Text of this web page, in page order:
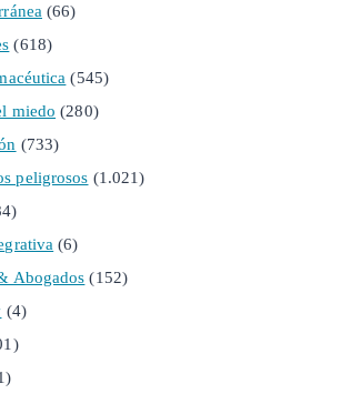
(66)
(618)
(545)
miedo (280)
(733)
peligrosos (1.021)
(6)
Abogados (152)
(4)